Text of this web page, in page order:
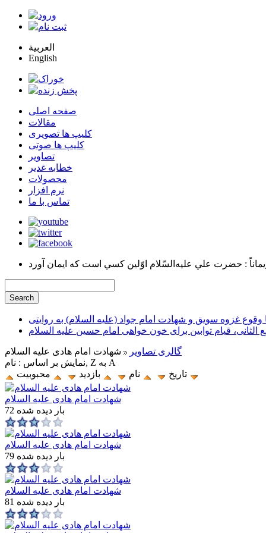
العربية
English
صفحه اصلی
مقالات
کلیپ ها تصویری
کلیپ ها صوتی
تصاویر
خطابه غدیر
محصولات
نرم افزار
تماس با ما
غزوه سویق و شهادت امام جواد (علیه السلام) به روایتی
الثانی، قیام توابین برای خون خواهی امام حسین علیه السلام
گالری تصاویر
شهادت امام هادی علیه السلام
نمایش بر اساس : نام, Z به A
تاریخ
نام بازدید محبوبیت
شهادت امام هادی علیه السلام
72 بار دیده شده
شهادت امام هادی علیه السلام
79 بار دیده شده
شهادت امام هادی علیه السلام
81 بار دیده شده